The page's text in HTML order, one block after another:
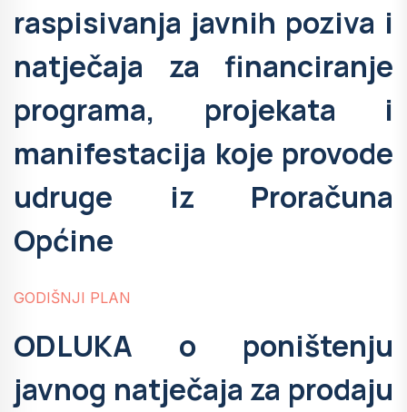
raspisivanja javnih poziva i
natječaja za financiranje
programa, projekata i
manifestacija koje provode
udruge iz Proračuna
Općine
GODIŠNJI PLAN
ODLUKA o poništenju
javnog natječaja za prodaju